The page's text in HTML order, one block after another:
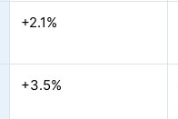
+2.1%
+3.5%